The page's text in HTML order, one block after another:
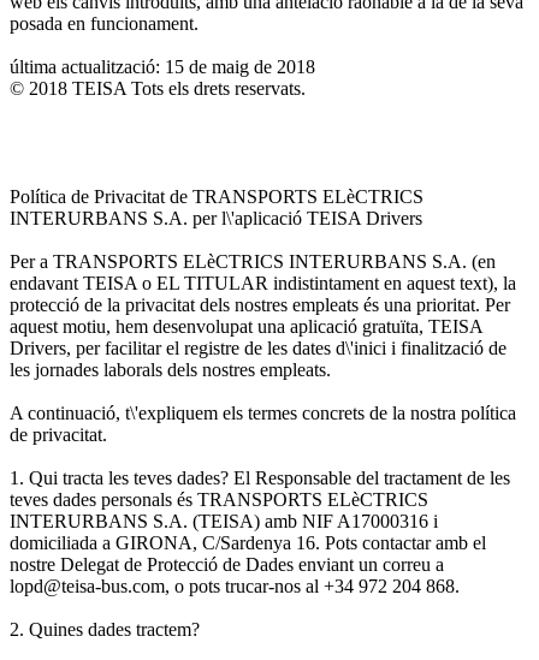
posada en funcionament.
última actualització: 15 de maig de 2018
© 2018 TEISA Tots els drets reservats.
Política de Privacitat de TRANSPORTS ELèCTRICS
INTERURBANS S.A. per l\'aplicació TEISA Drivers
Per a TRANSPORTS ELèCTRICS INTERURBANS S.A. (en
endavant TEISA o EL TITULAR indistintament en aquest text), la
protecció de la privacitat dels nostres empleats és una prioritat. Per
aquest motiu, hem desenvolupat una aplicació gratuïta, TEISA
Drivers, per facilitar el registre de les dates d\'inici i finalització de
les jornades laborals dels nostres empleats.
A continuació, t\'expliquem els termes concrets de la nostra política
de privacitat.
1. Qui tracta les teves dades? El Responsable del tractament de les
teves dades personals és TRANSPORTS ELèCTRICS
INTERURBANS S.A. (TEISA) amb NIF A17000316 i
domiciliada a GIRONA, C/Sardenya 16. Pots contactar amb el
nostre Delegat de Protecció de Dades enviant un correu a
lopd@teisa-bus.com, o pots trucar-nos al +34 972 204 868.
2. Quines dades tractem?